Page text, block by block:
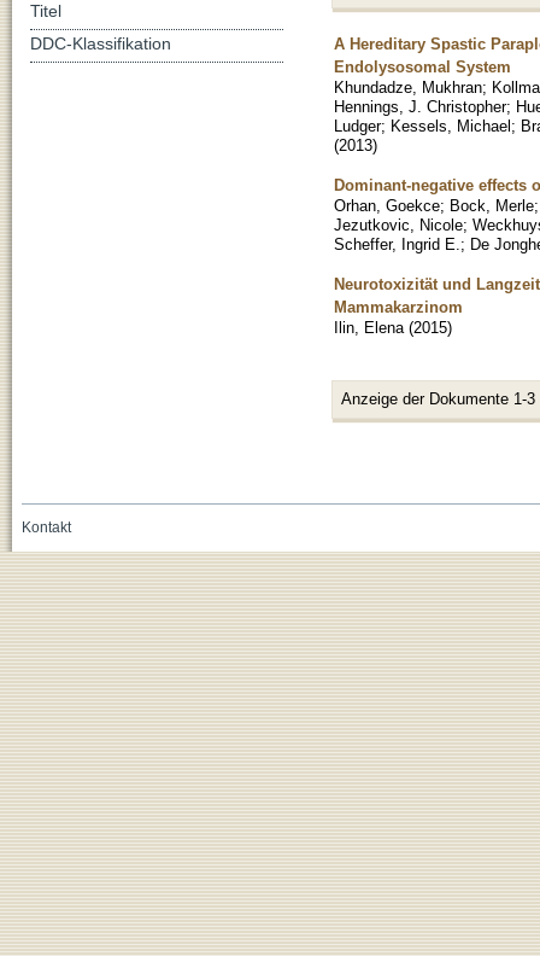
A Hereditary Spastic
Endolysosomal System
Khundadze, Mukhran;
Hennings, J. Christopher;
Ludger; Kessels, Michael;
(2013)
Dominant-negative effects
Orhan, Goekce; Bock, Merle
Jezutkovic, Nicole;
Scheffer, Ingrid E. ; De
Neurotoxizität und
Mammakarzinom
Ilin, Elena (2015)
Anzeige der Dokumente 1-3
Titel
DDC-Klassifikation
Kontakt